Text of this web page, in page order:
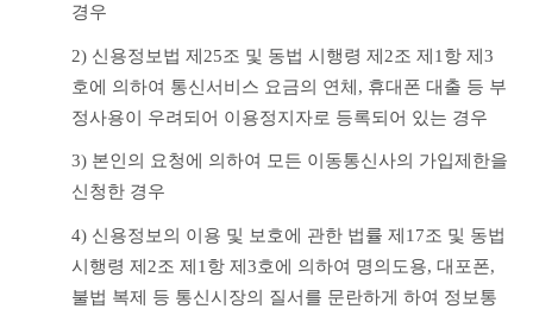
경우
2) 신용정보법 제25조 및 동법 시행령 제2조 제1항 제3
호에 의하여 통신서비스 요금의 연체, 휴대폰 대출 등 부
정사용이 우려되어 이용정지자로 등록되어 있는 경우
3) 본인의 요청에 의하여 모든 이동통신사의 가입제한을
신청한 경우
4) 신용정보의 이용 및 보호에 관한 법률 제17조 및 동법
시행령 제2조 제1항 제3호에 의하여 명의도용, 대포폰,
불법 복제 등 통신시장의 질서를 문란하게 하여 정보통